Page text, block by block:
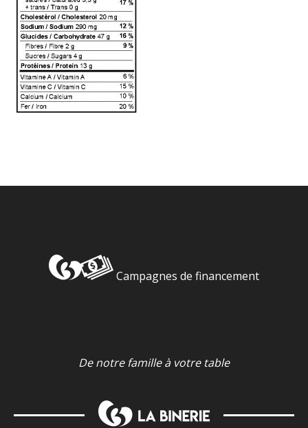
Campagnes de financement
De notre famille à votre table